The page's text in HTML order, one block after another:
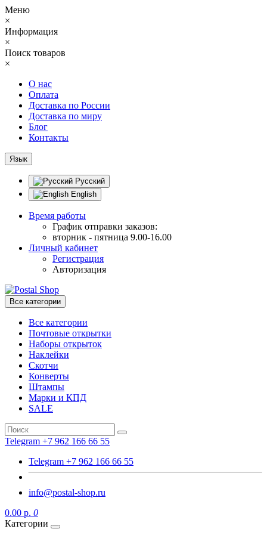
Меню
×
Информация
×
Поиск товаров
×
О нас
Оплата
Доставка по России
Доставка по миру
Блог
Контакты
Язык
Русский
English
Время работы
График отправки заказов:
вторник - пятница 9.00-16.00
Личный кабинет
Регистрация
Авторизация
Все категории
Все категории
Почтовые открытки
Наборы открыток
Наклейки
Скотчи
Конверты
Штампы
Марки и КПД
SALE
Telegram +7 962 166 66 55
Telegram +7 962 166 66 55
info@postal-shop.ru
0.00 р. 0
Категории